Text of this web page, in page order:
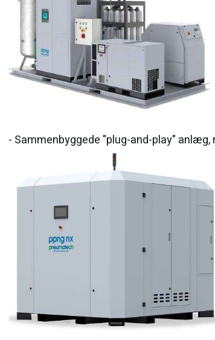
- Sammenbyggede "plug-and-play"